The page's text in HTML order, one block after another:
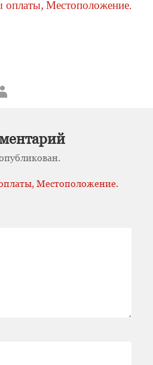
Местоположение.
Местоположение.